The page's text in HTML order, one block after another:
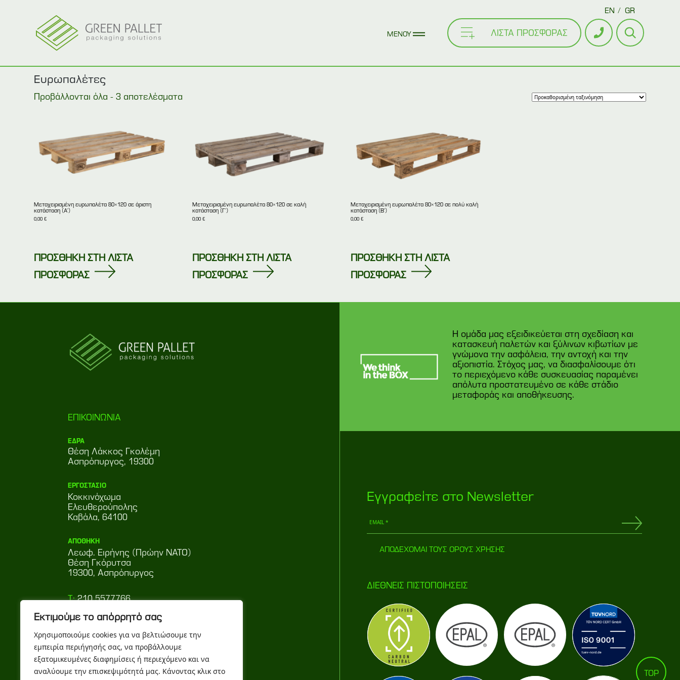
Εκτιμούμε το απόρρητό σας
Χρησιμοποιούμε cookies για να βελτιώσουμε την
εμπειρία περιήγησής σας, να προβάλλουμε
εξατομικευμένες διαφημίσεις ή περιεχόμενο και να
αναλύουμε την επισκεψιμότητά μας. Κάνοντας κλικ στο
EN GR
ΛΙΣΤΑ ΠΡΟΣΦΟΡΑΣ
Ευρωπαλέτες
Προβάλλονται όλα - 3 αποτελέσματα
Mεταχειρισμένη ευρωπαλέτα 80×120 σε άριστη
κατάσταση (Α’)
0,00€
ΠΡΟΣΘΗΚΗ ΣΤΗ ΛΙΣΤΑ
ΠΡΟΣΦΟΡΑΣ
Μεταχειρισμένη ευρωπαλέτα 80×120 σε καλή
κατάσταση (Γ’)
0,00 €
ΠΡΟΣΘΗΚΗ ΣΤΗ ΛΙΣΤΑ
ΠΡΟΣΦΟΡΑΣ
Μεταχειρισμένη ευρωπαλέτα 80×120 σε πολύ καλή
κατάσταση (Β’)
0,00 €
ΠΡΟΣΘΗΚΗ ΣΤΗ ΛΙΣΤΑ
ΠΡΟΣΦΟΡΑΣ
ΕΠΙΚΟΙΝΩΝΙΑ
ΕΔΡΑ
Θέση Λάκκος Γκολέμη
Ασπρόπυργος, 19300
ΕΡΓΟΣΤΑΣΙΟ
Κοκκινόχωμα
Ελευθερούπολης
Καβάλα, 64100
ΑΠΟΘΗΚΗ
Λεωφ. Ειρήνης (Πρώην ΝΑΤΟ)
Θέση Γκόρυτσα
19300, Ασπρόπυργος
T: 210 5577766
E:
info@greenpallet.gr
Η ομάδα μας εξειδικεύεται στη σχεδίαση και
κατασκευή παλετών και ξύλινων κιβωτίων με
γνώμονα την ασφάλεια, την αντοχή και την
αξιοπιστία. Στόχος μας, να διασφαλίσουμε ότι
το περιεχόμενο κάθε συσκευασίας παραμένει
απόλυτα προστατευμένο σε κάθε στάδιο
μεταφοράς και αποθήκευσης.
Eγγραφείτε στο Newsletter
ΑΠΟΔΕΧΟΜΑΙ ΤΟΥΣ ΟΡΟΥΣ ΧΡΗΣΗΣ
ΔΙΕΘΝΕΙΣ ΠΙΣΤΟΠΟIHΣΕΙΣ
TOP